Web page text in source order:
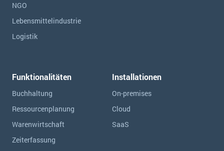
NGO
Lebensmittelindustrie
Logistik
Funktionalitäten
Buchhaltung
Ressourcen­planung
Warenwirtschaft
Zeiterfassung
Installationen
On-premises
Cloud
SaaS